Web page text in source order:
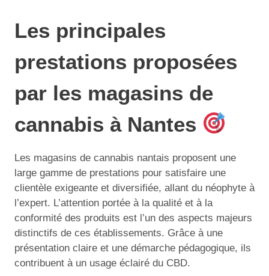
Les principales
prestations proposées
par les magasins de
cannabis à Nantes
Les magasins de cannabis nantais proposent une
large gamme de prestations pour satisfaire une
clientèle exigeante et diversifiée, allant du néophyte à
l’expert. L’attention portée à la qualité et à la
conformité des produits est l’un des aspects majeurs
distinctifs de ces établissements. Grâce à une
présentation claire et une démarche pédagogique, ils
contribuent à un usage éclairé du CBD.